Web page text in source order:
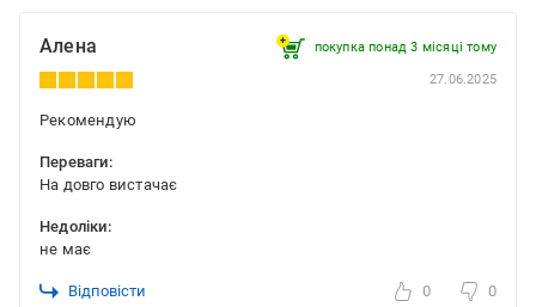
Алена покупка понад 3 місяці тому
27.06.2025
Рекомендую
Переваги:
На довго вистачає
Недоліки:
не має
Відповісти 0 0